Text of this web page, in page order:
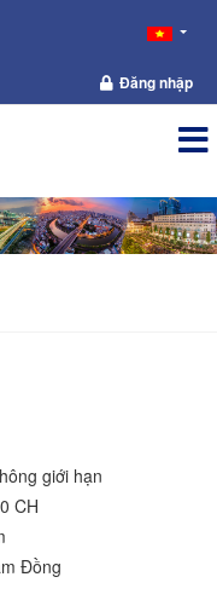
Đăng nhập
giới hạn
CH
Đồng